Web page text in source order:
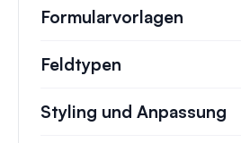
Formularvorlagen
Feldtypen
Styling und Anpassung